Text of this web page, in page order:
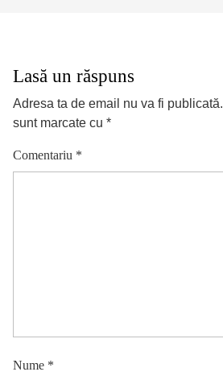
Lasă un răspuns
Adresa ta de email nu va fi publicată.
sunt marcate cu *
Comentariu *
Nume *